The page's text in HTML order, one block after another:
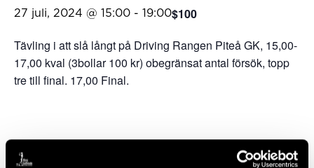
27 juli, 2024 @ 15:00 - 19:00$100
Tävling i att slå långt på Driving Rangen Piteå GK, 15,00-
17,00 kval (3bollar 100 kr) obegränsat antal försök, topp
tre till final. 17,00 Final.